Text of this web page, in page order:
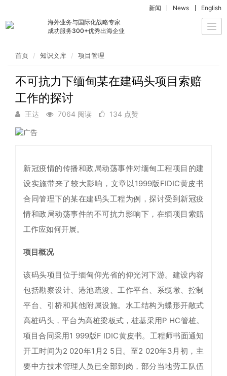
海外业务与国际化战略专家
成功服务300+优秀出海企业
新闻 News English
首页 知识文库 项目管理
不可抗力下缅甸某在建码头项目索赔
工作的探讨
王达 7064 阅读 134 点赞
新冠疫情的传播和政局动荡事件对缅甸工程项目的建
设实施带来了较大影响，文章以1999版FIDIC黄皮书
合同管理下的某在建码头工程为例，探讨受到新冠疫
情和政局动荡事件的不可抗力影响下，在缅项目索赔
工作应如何开展。
项目概况
该码头项目位于缅甸仰光省的仰光河下游。建设内容
包括勘察设计、港池疏浚、工作平台、系缆墩、控制
平台、引桥和其他附属设施。水工结构为蝶形开敞式
高桩码头，平台为高桩梁板式，桩基采用P HC管桩。
项目合同采用1 999版F IDIC黄皮书。工程师书面通知
开工时间为2 020年1月2 5日。至2 020年3月初，主
要中方技术管理人员已全部到岗，部分当地劳工队伍